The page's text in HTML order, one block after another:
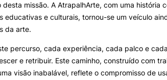
desta missão. A AtrapalhArte, com uma história
educativas e culturais, tornou-se um veículo
da arte.
percurso, cada experiência, cada palco e
e retribuir. Este caminho, construído com
visão inabalável, reflete o compromisso de